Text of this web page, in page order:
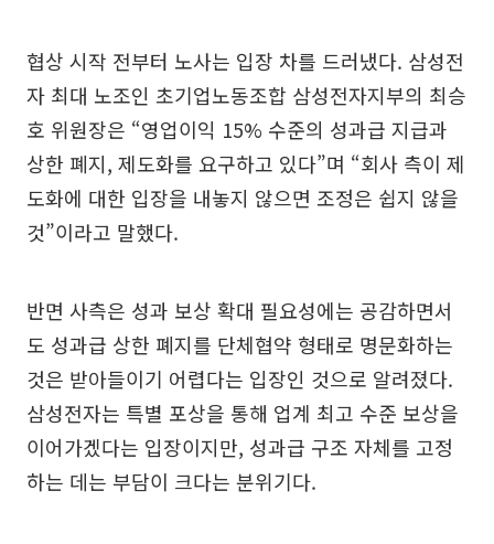
협상 시작 전부터 노사는 입장 차를 드러냈다. 삼성전
자 최대 노조인 초기업노동조합 삼성전자지부의 최승
호 위원장은 “영업이익 15% 수준의 성과급 지급과
상한 폐지, 제도화를 요구하고 있다”며 “회사 측이 제
도화에 대한 입장을 내놓지 않으면 조정은 쉽지 않을
것”이라고 말했다.
반면 사측은 성과 보상 확대 필요성에는 공감하면서
도 성과급 상한 폐지를 단체협약 형태로 명문화하는
것은 받아들이기 어렵다는 입장인 것으로 알려졌다.
삼성전자는 특별 포상을 통해 업계 최고 수준 보상을
이어가겠다는 입장이지만, 성과급 구조 자체를 고정
하는 데는 부담이 크다는 분위기다.